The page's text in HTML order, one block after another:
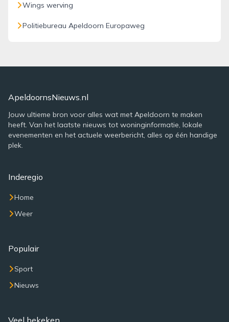
Wings werving
Politiebureau Apeldoorn Europaweg
ApeldoornsNieuws.nl
Jouw ultieme bron voor alles wat met Apeldoorn te maken
heeft. Van het laatste nieuws tot woninginformatie, lokale
evenementen en het actuele weerbericht, alles op één handige
plek.
Inderegio
Home
Weer
Populair
Sport
Nieuws
Veel bekeken